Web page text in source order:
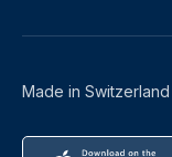
Made in Switzerland